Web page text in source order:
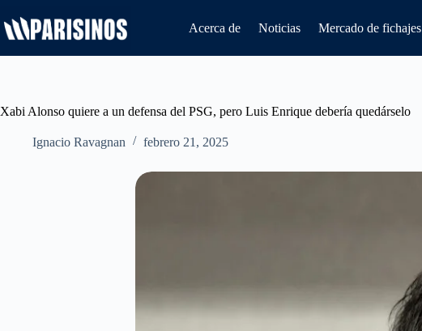
al
contenido
Acerca de Noticias Mercado de fichajes
Xabi Alonso quiere a un defensa del PSG, pero Luis Enrique debería quedárselo
Ignacio Ravagnan febrero 21, 2025